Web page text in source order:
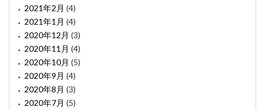
2021年2月 (4)
2021年1月 (4)
2020年12月 (3)
2020年11月 (4)
2020年10月 (5)
2020年9月 (4)
2020年8月 (3)
2020年7月 (5)